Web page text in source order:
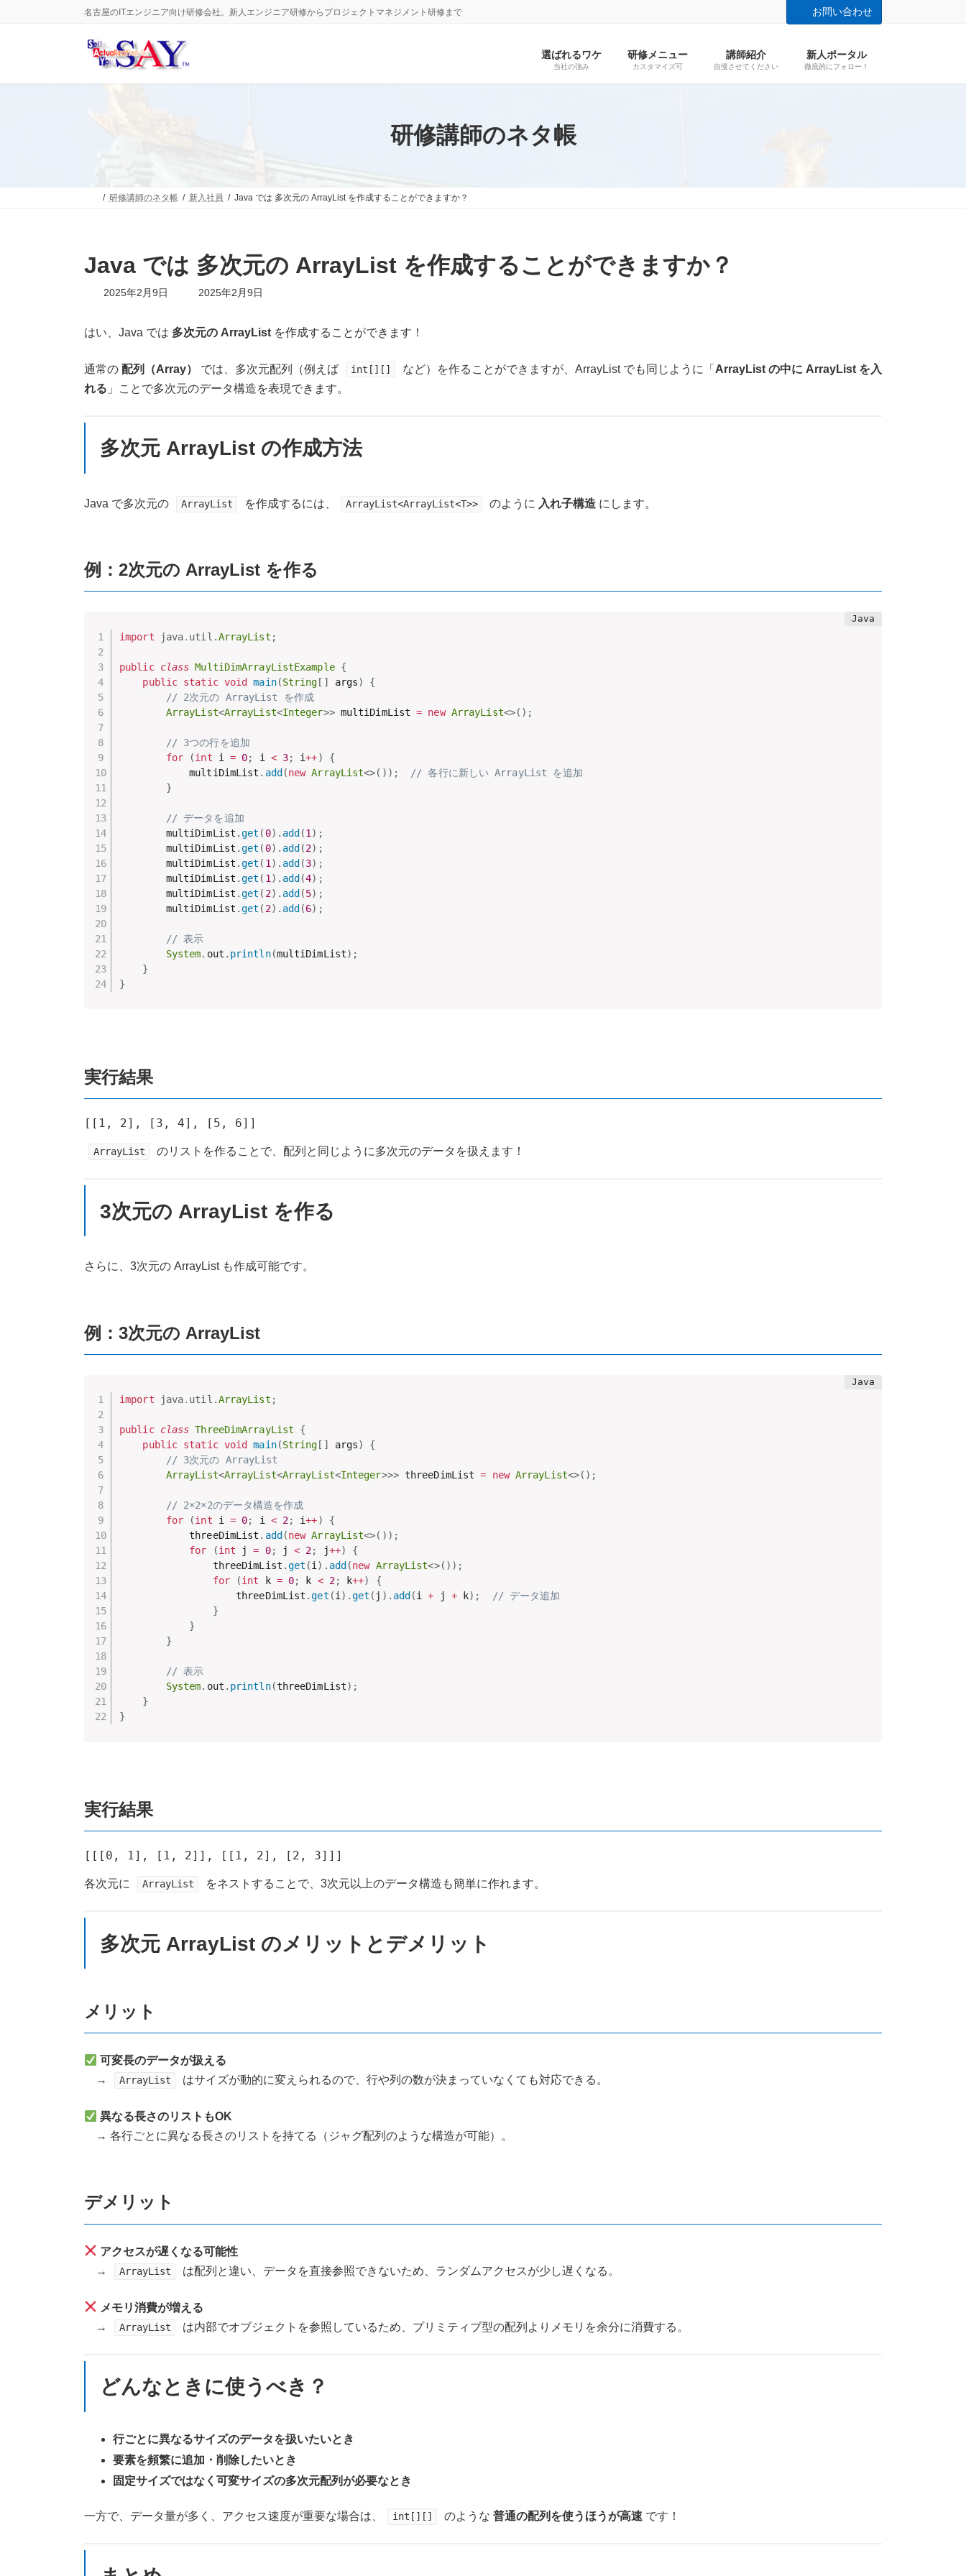
へ
ョ
名古屋のITエンジニア向け研修会社。新人エンジニア研修からプロジェクトマネジメント研修まで お問い合わせ
選ばれるワケ
当社の強み
研修メニュー
カスタマイズ可
講師紹介
自慢させてください
新人ポータル
徹底的にフォロー！
研修講師のネタ帳
研修講師のネタ帳 新入社員 Java では 多次元の ArrayList を作成することができますか？
Java では 多次元の ArrayList を作成することができますか？
2025年2月9日
最
新
2025年2月9日
はい、Java では 多次元の ArrayList を作成することができます！
通常の 配列（Array） では、多次元配列（例えば int[][] など）を作ることができますが、ArrayList でも同じように「 ArrayList の中に ArrayList を入
れる 」ことで多次元のデータ構造を表現できます。
多次元 ArrayList の作成方法
Java で多次元の ArrayList を作成するには、 ArrayList<ArrayList<T>> のように 入れ子構造 にします。
例：2次元の ArrayList を作る
import java. util .ArrayList ;
public class MultiDimArrayListExample {
public static void main(String [ ] args)
{
// 2次元の ArrayList を作成
ArrayList<ArrayList<Integer>> multiDimList = new ArrayList<>( ) ;
// 3つの行を追加
for
(int i = 0; i < 3; i++)
{
            multiDimList
. add (new ArrayList<>( ) ) ;
// 各行に新しい ArrayList を追加
}
// データを追加
        multiDimList
.get ( 0) . add (1 ) ;
        multiDimList
.get ( 0) . add (2) ;
        multiDimList
.get ( 1 ) . add (3) ;
        multiDimList
.get ( 1 ) . add (4) ;
        multiDimList
.get ( 2) . add (5) ;
        multiDimList
.get ( 2) . add (6) ;
// 表示
System. out . println(multiDimList) ;
}
}
実行結果
ArrayList のリストを作ることで、配列と同じように多次元のデータを扱えます！
3次元の ArrayList を作る
さらに、3次元の ArrayList も作成可能です。
例：3次元の ArrayList
import java. util .ArrayList ;
public class ThreeDimArrayList
{
public static void main(String [ ] args)
{
// 3次元の ArrayList
ArrayList<ArrayList<ArrayList<Integer>>> threeDimList = new ArrayList<>( ) ;
// 2×2×2のデータ構造を作成
for
(int i = 0; i < 2; i++)
{
            threeDimList
. add (new ArrayList<>( ) ) ;
for
(int j = 0; j < 2; j++)
{
                threeDimList
.get (i) . add (new ArrayList<>( ) ) ;
for
(int k = 0; k < 2; k++)
{
                    threeDimList
.get (i) .get ( j ) . add (i + j + k) ;
// データ追加
}
}
}
// 表示
System. out . println(threeDimList) ;
}
}
実行結果
各次元に ArrayList をネストすることで、3次元以上のデータ構造も簡単に作れます。
多次元 ArrayList のメリットとデメリット
メリット
可変長のデータが扱える
→
ArrayList はサイズが動的に変えられるので、行や列の数が決まっていなくても対応できる。
異なる長さのリストもOK
→ 各行ごとに異なる長さのリストを持てる（ジャグ配列のような構造が可能）。
デメリット
アクセスが遅くなる可能性
→
ArrayList は配列と違い、データを直接参照できないため、ランダムアクセスが少し遅くなる。
メモリ消費が増える
→
ArrayList は内部でオブジェクトを参照しているため、プリミティブ型の配列よりメモリを余分に消費する。
どんなときに使うべき？
行ごとに異なるサイズのデータを扱いたいとき
要素を頻繁に追加・削除したいとき
固定サイズではなく可変サイズの多次元配列が必要なとき
一方で、データ量が多く、アクセス速度が重要な場合は、 int[][] のような 普通の配列を使うほうが高速 です！